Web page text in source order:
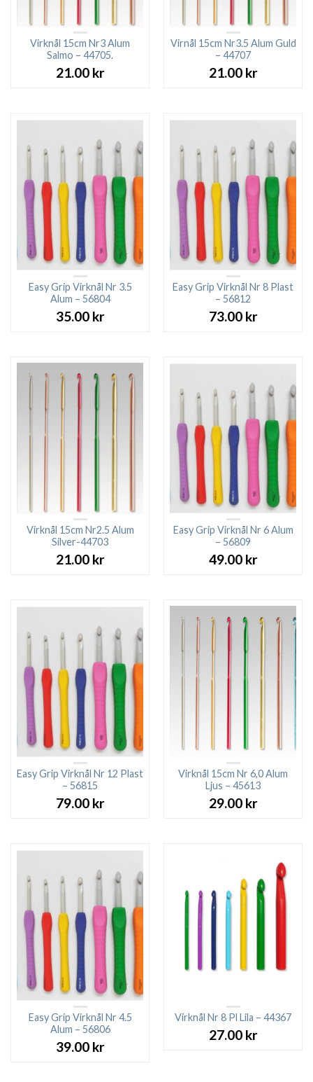
Virknål 15cm Nr3 Alum
Salmo – 44705.
21.00 kr
Virnål 15cm Nr3.5 Alum Guld
– 44707
21.00 kr
Easy Grip Virknål Nr 3.5
Alum – 56804
35.00 kr
Easy Grip Virknål Nr 8 Plast
– 56812
73.00 kr
Virknål 15cm Nr2.5 Alum
Silver-44703
21.00 kr
Easy Grip Virknål Nr 6 Alum
– 56809
49.00 kr
Easy Grip Virknål Nr 12 Plast
– 56815
79.00 kr
Virknål 15cm Nr 6,0 Alum
Ljus – 45613
29.00 kr
Easy Grip Virknål Nr 4.5
Alum – 56806
39.00 kr
Virknål Nr 8 Pl Lila – 44367
27.00 kr